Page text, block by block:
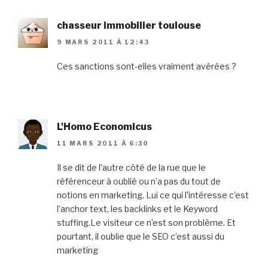
chasseur immobilier toulouse
9 MARS 2011 À 12:43
Ces sanctions sont-elles vraiment avérées ?
L'Homo Economicus
11 MARS 2011 À 6:30
Il se dit de l’autre côté de la rue que le
référenceur à oublié ou n’a pas du tout de
notions en marketing. Lui ce qui l’intéresse c’est
l’anchor text, les backlinks et le Keyword
stuffing.Le visiteur ce n’est son problème. Et
pourtant, il oublie que le SEO c’est aussi du
marketing